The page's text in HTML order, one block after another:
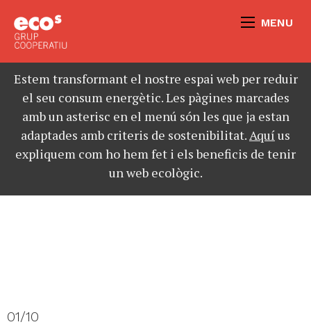
MENU
Estem transformant el nostre espai web per reduir
el seu consum energètic. Les pàgines marcades
amb un asterisc en el menú són les que ja estan
adaptades amb criteris de sostenibilitat.Aquíus
expliquem com ho hem fet i els beneficis de tenir
un web ecològic.
01/10